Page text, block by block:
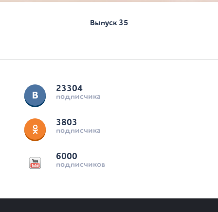
Выпуск 35
23304
подписчика
3803
подписчика
6000
подписчиков